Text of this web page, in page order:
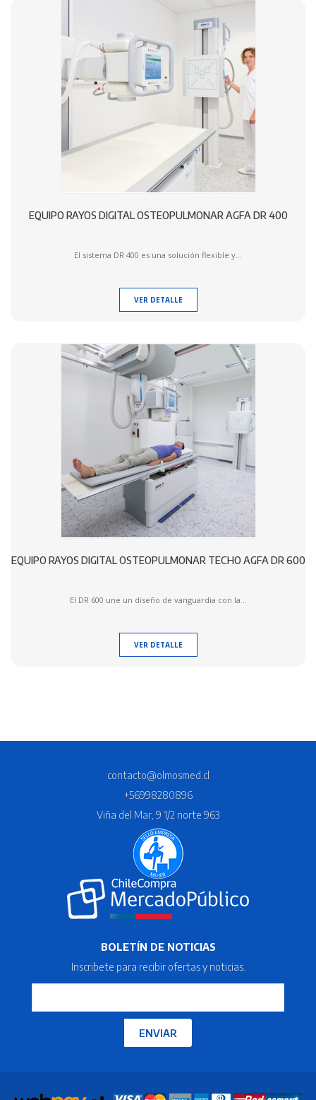
EQUIPO RAYOS DIGITAL OSTEOPULMONAR AGFA DR 400
El sistema DR 400 es una solución flexible y...
VER DETALLE
EQUIPO RAYOS DIGITAL OSTEOPULMONAR TECHO AGFA DR 600
El DR 600 une un diseño de vanguardia con la...
VER DETALLE
contacto@olmosmed.cl
+56998280896
Viña del Mar, 9 1/2 norte 963
BOLETÍN DE NOTICIAS
Inscribete para recibir ofertas y noticias.
ENVIAR